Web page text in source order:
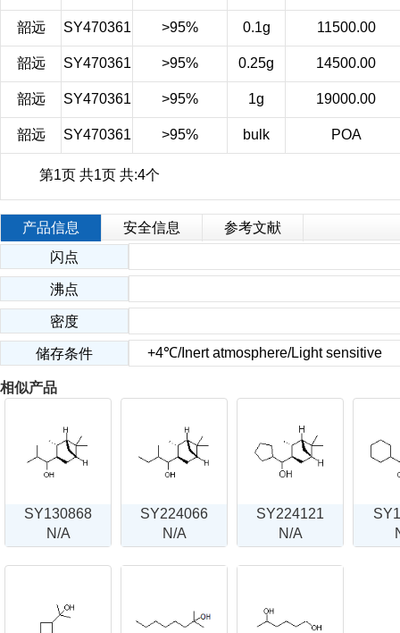
韶远 SY470361 >95% 0.1g 11500.00
韶远 SY470361 >95% 0.25g 14500.00
韶远 SY470361 >95% 1g 19000.00
韶远 SY470361 >95% bulk POA
第1页 共1页 共:4个
产品信息 安全信息
参考文献
闪点
沸点
密度
储存条件 +4℃/Inert atmosphere/Light sensitive
相似产品
SY130868
N/A
SY224066
N/A
SY224121
N/A